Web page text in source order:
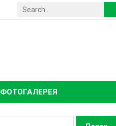
ФОТОГАЛЕРЕЯ